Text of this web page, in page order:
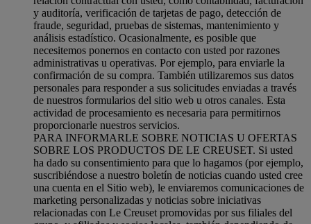
y auditoría, verificación de tarjetas de pago, detección de
fraude, seguridad, pruebas de sistemas, mantenimiento y
análisis estadístico. Ocasionalmente, es posible que
necesitemos ponernos en contacto con usted por razones
administrativas u operativas. Por ejemplo, para enviarle la
confirmación de su compra. También utilizaremos sus datos
personales para responder a sus solicitudes enviadas a través
de nuestros formularios del sitio web u otros canales. Esta
actividad de procesamiento es necesaria para permitirnos
proporcionarle nuestros servicios.
PARA INFORMARLE SOBRE NOTICIAS U OFERTAS
SOBRE LOS PRODUCTOS DE LE CREUSET. Si usted
ha dado su consentimiento para que lo hagamos (por ejemplo,
suscribiéndose a nuestro boletín de noticias cuando usted cree
una cuenta en el Sitio web), le enviaremos comunicaciones de
marketing personalizadas y noticias sobre iniciativas
relacionadas con Le Creuset promovidas por sus filiales del